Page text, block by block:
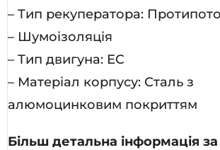
– Тип рекуператора:
– Шумоізоляція
– Тип двигуна: EC
– Матеріал корпусу: Сталь з
алюмоцинковим покриттям
Більш детальна інформація за